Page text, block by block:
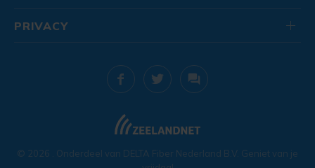
© 2026 . Onderdeel van DELTA Fiber Nederland B.V. Geniet van je
PRIVACY